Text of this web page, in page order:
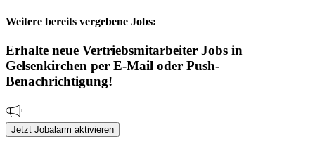
Weitere bereits vergebene Jobs:
Erhalte neue Vertriebsmitarbeiter Jobs in
Gelsenkirchen per E-Mail oder Push-
Benachrichtigung!
Jetzt Jobalarm aktivieren